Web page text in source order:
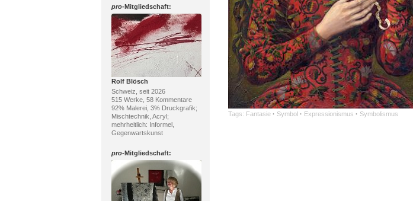
pro-Mitgliedschaft:
Rolf Blösch
Schweiz, seit 2026
515 Werke, 58 Kommentare
92% Malerei, 3% Druckgrafik;
Mischtechnik, Acryl;
mehrheitlich: Informel,
Gegenwartskunst
pro-Mitgliedschaft:
Tags: Fantasie · Symbol · Expressionismus · Symbolismus